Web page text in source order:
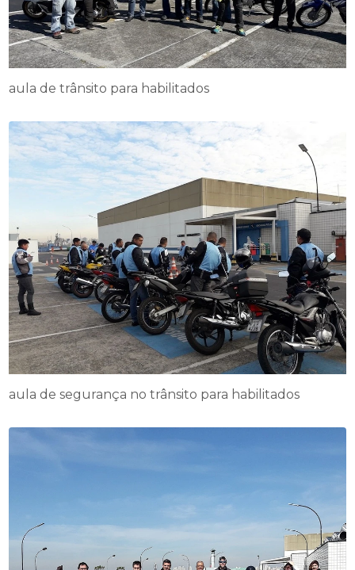
aula de trânsito para habilitados
aula de segurança no trânsito para habilitados